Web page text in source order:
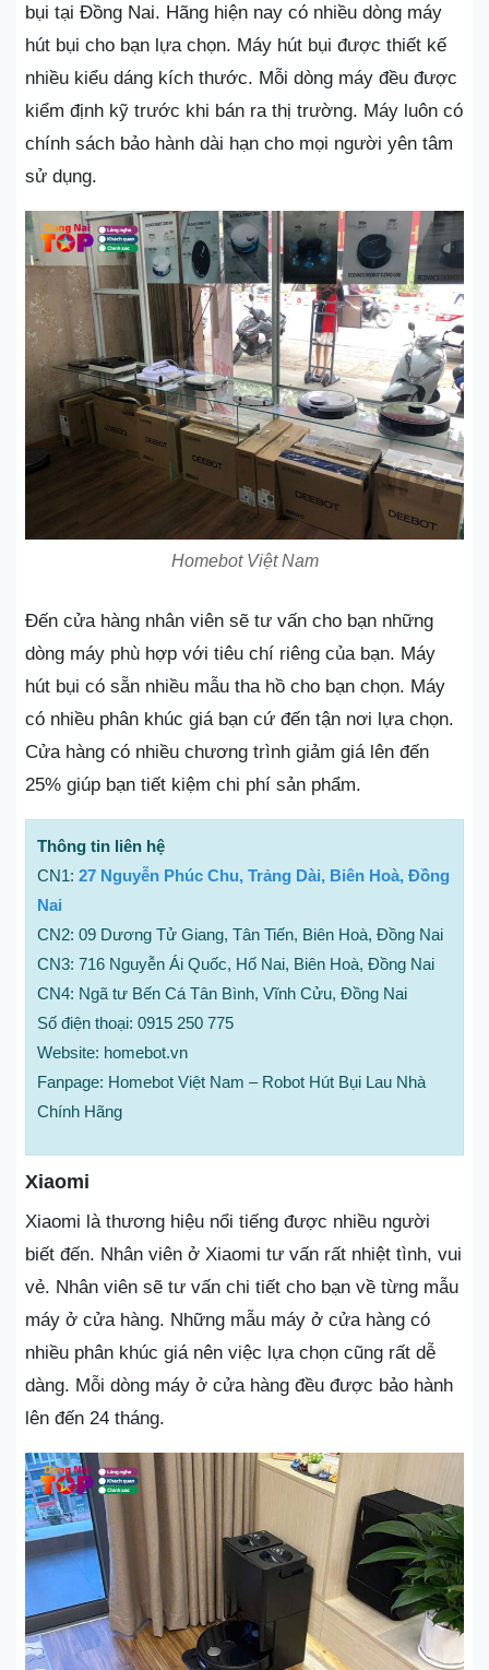
bụi tại Đồng Nai. Hãng hiện nay có nhiều dòng máy
hút bụi cho bạn lựa chọn. Máy hút bụi được thiết kế
nhiều kiểu dáng kích thước. Mỗi dòng máy đều được
kiểm định kỹ trước khi bán ra thị trường. Máy luôn có
chính sách bảo hành dài hạn cho mọi người yên tâm
sử dụng.
Homebot Việt Nam
Đến cửa hàng nhân viên sẽ tư vấn cho bạn những
dòng máy phù hợp với tiêu chí riêng của bạn. Máy
hút bụi có sẵn nhiều mẫu tha hồ cho bạn chọn. Máy
có nhiều phân khúc giá bạn cứ đến tận nơi lựa chọn.
Cửa hàng có nhiều chương trình giảm giá lên đến
25% giúp bạn tiết kiệm chi phí sản phẩm.
Thông tin liên hệ
CN1: 27 Nguyễn Phúc Chu, Trảng Dài, Biên Hoà, Đồng
Nai
CN2: 09 Dương Tử Giang, Tân Tiến, Biên Hoà, Đồng Nai
CN3: 716 Nguyễn Ái Quốc, Hố Nai, Biên Hoà, Đồng Nai
CN4: Ngã tư Bến Cá Tân Bình, Vĩnh Cửu, Đồng Nai
Số điện thoại: 0915 250 775
Website: homebot.vn
Fanpage: Homebot Việt Nam – Robot Hút Bụi Lau Nhà
Chính Hãng
Xiaomi
Xiaomi là thương hiệu nổi tiếng được nhiều người
biết đến. Nhân viên ở Xiaomi tư vấn rất nhiệt tình, vui
vẻ. Nhân viên sẽ tư vấn chi tiết cho bạn về từng mẫu
máy ở cửa hàng. Những mẫu máy ở cửa hàng có
nhiều phân khúc giá nên việc lựa chọn cũng rất dễ
dàng. Mỗi dòng máy ở cửa hàng đều được bảo hành
lên đến 24 tháng.